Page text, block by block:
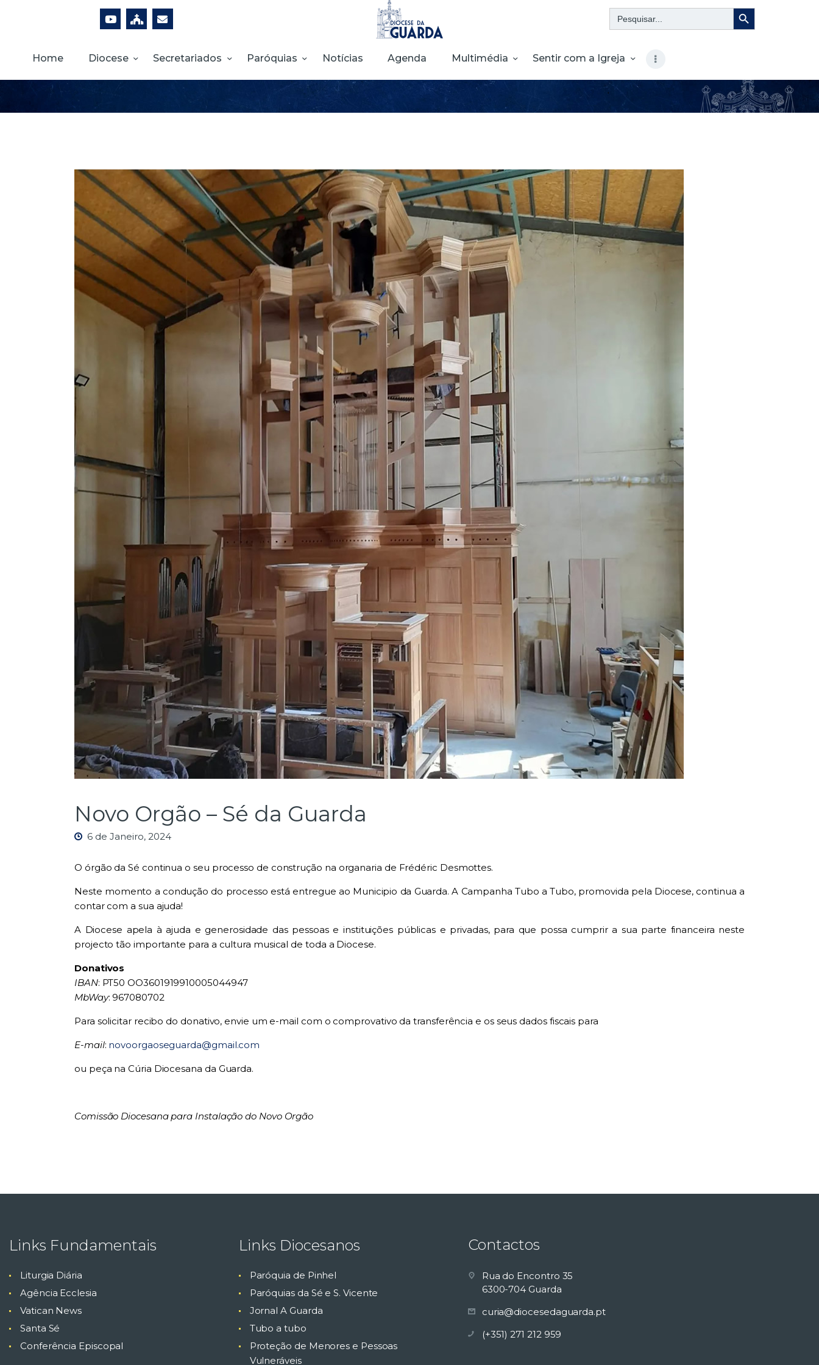
Search
for:
Search Button
Home Diocese Secretariados Paróquias Notícias Agenda Multimédia Sentir com a Igreja
PARÓQUIAS
MULTIMÉDIA
SENTIR COM A
IGREJA
CONTACTOS
Novo Orgão – Sé da Guarda
6 de Janeiro, 2024
O órgão da Sé continua o seu processo de construção na organaria de Frédéric Desmottes.
Neste momento a condução do processo está entregue ao Municipio da Guarda. A Campanha Tubo a Tubo, promovida pela Diocese, continua a
contar com a sua ajuda!
A Diocese apela à ajuda e generosidade das pessoas e instituições públicas e privadas, para que possa cumprir a sua parte financeira neste
projecto tão importante para a cultura musical de toda a Diocese.
Donativos
IBAN: PT50 OO3601919910005044947
MbWay: 967080702
Para solicitar recibo do donativo, envie um e-mail com o comprovativo da transferência e os seus dados fiscais para
E-mail: novoorgaoseguarda@gmail.com
ou peça na Cúria Diocesana da Guarda.
Comissão Diocesana para Instalação do Novo Orgão
Links Fundamentais
Liturgia Diária
Agência Ecclesia
Vatican News
Santa Sé
Conferência Episcopal
Links Diocesanos
Paróquia de Pinhel
Paróquias da Sé e S. Vicente
Jornal A Guarda
Tubo a tubo
Proteção de Menores e Pessoas
Vulneráveis
Contactos
Rua do Encontro 35
6300-704 Guarda
curia@diocesedaguarda.pt
(+351) 271 212 959